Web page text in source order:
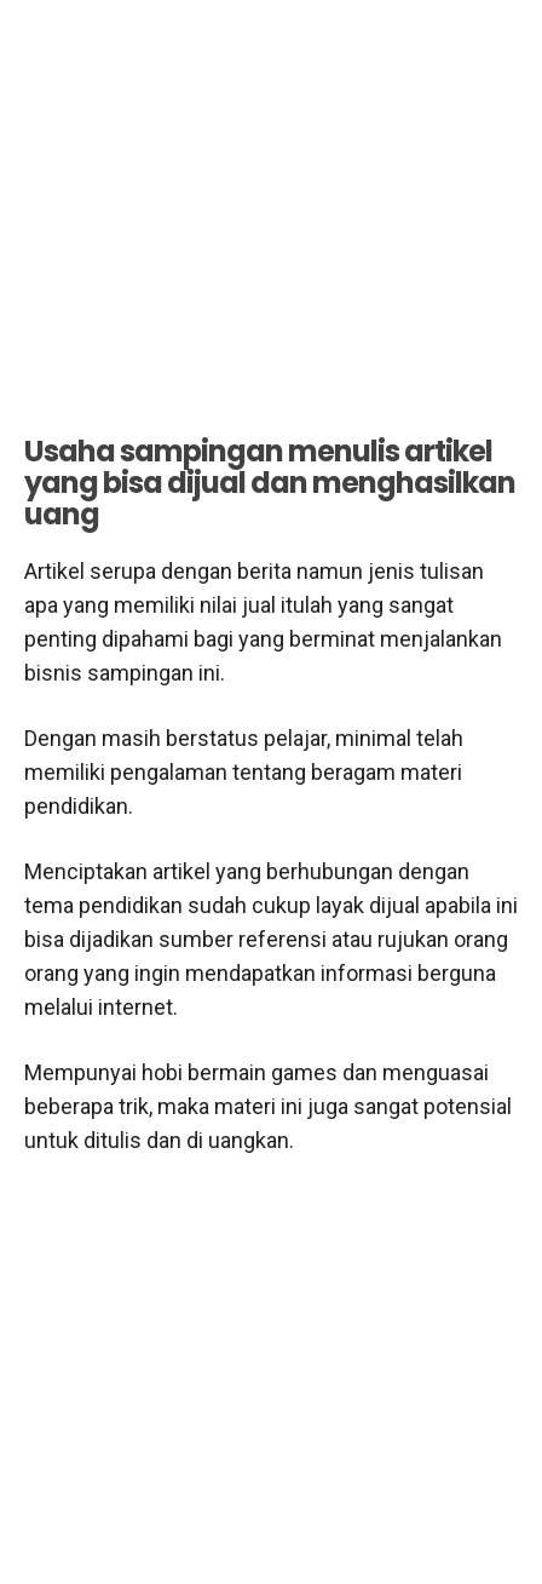
Usaha sampingan menulis artikel
yang bisa dijual dan menghasilkan
uang
Artikel serupa dengan berita namun jenis tulisan
apa yang memiliki nilai jual itulah yang sangat
penting dipahami bagi yang berminat menjalankan
bisnis sampingan ini.
Dengan masih berstatus pelajar, minimal telah
memiliki pengalaman tentang beragam materi
pendidikan.
Menciptakan artikel yang berhubungan dengan
tema pendidikan sudah cukup layak dijual apabila ini
bisa dijadikan sumber referensi atau rujukan orang
orang yang ingin mendapatkan informasi berguna
melalui internet.
Mempunyai hobi bermain games dan menguasai
beberapa trik, maka materi ini juga sangat potensial
untuk ditulis dan di uangkan.